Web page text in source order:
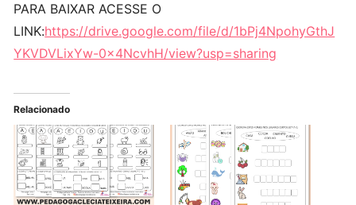
PARA BAIXAR ACESSE O
LINK:https://drive.google.com/file/d/1bPj4NpohyGthJ
YKVDVLixYw-0x4NcvhH/view?usp=sharing
Relacionado